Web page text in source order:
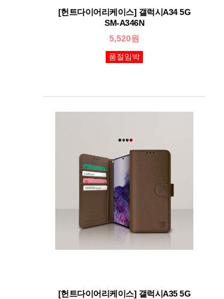
[헌트다이어리케이스] 갤럭시A34 5G
SM-A346N
5,520원
품절임박
[헌트다이어리케이스] 갤럭시A35 5G